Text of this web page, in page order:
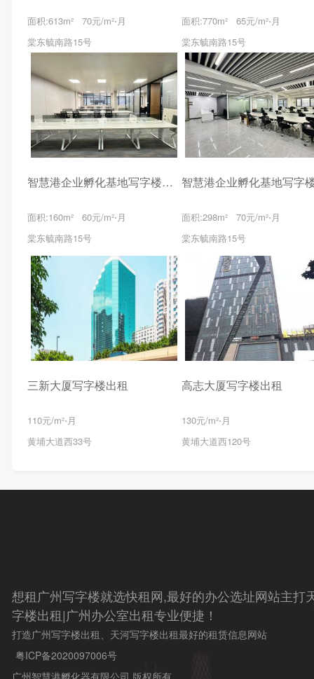
面积:613m² 70元/m²⋅月
棠东毓南路15号
面积:770m² 65元/m²⋅月
棠东毓南路15号
智慧港企业孵化基地写字楼出租
面积:160m² 60元/m²⋅月
棠东毓南路15号
面积:298m² 70元/m²⋅月
棠东毓南路15号
三新大厦写字楼出租
110元/m²⋅月
黄埔大道西33号
高志大厦写字楼出租
130元/m²⋅月
黄埔大道西120号
想租广州写字楼就选快租网,最好的办公选址网站主打
字楼出租|广州办公室出租专业便捷！
打造广州写字楼出租、天河写字楼出租最好的租赁信息网站
粤ICP备2020097006号
广州智慧港孵化器有限公司 版权所有